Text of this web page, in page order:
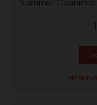
Summer Clearance